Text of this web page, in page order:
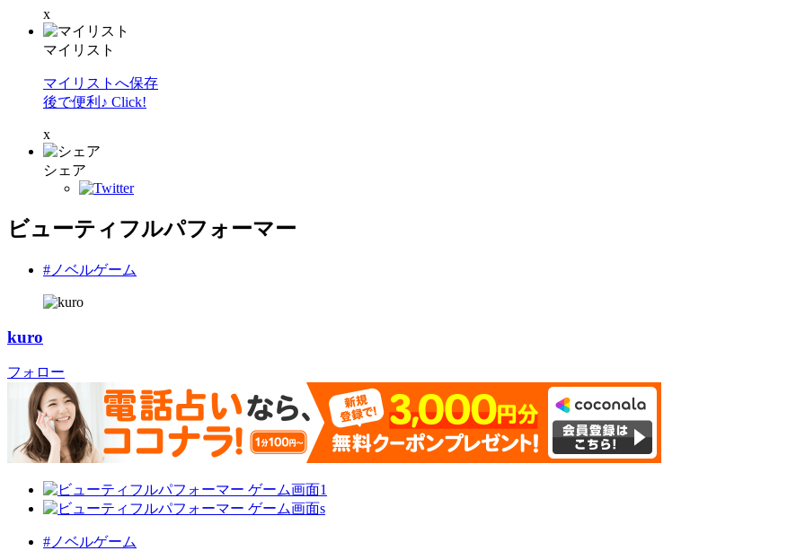
x
マイリスト
マイリストへ保存
後で便利♪ Click!
x
シェア
ビューティフルパフォーマー
#ノベルゲーム
kuro
フォロー
#ノベルゲーム